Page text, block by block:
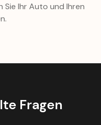
Sie Ihr Auto und Ihren
Fragen